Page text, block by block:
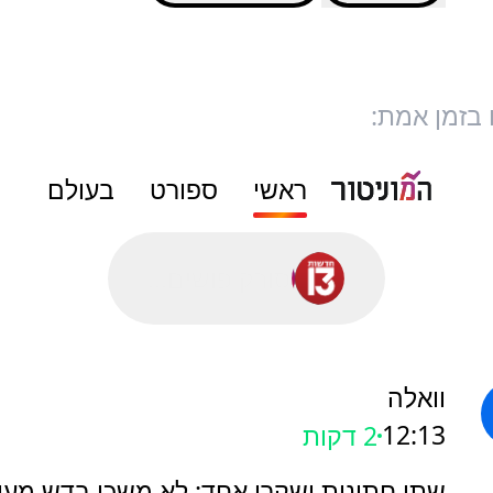
בזמן אמת:
ראשי ספורט בעולם
וואלה
12:13 2 דקות